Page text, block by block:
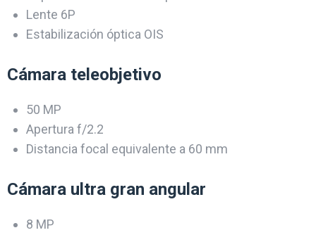
Lente 6P
Estabilización óptica OIS
Cámara teleobjetivo
50 MP
Apertura f/2.2
Distancia focal equivalente a 60 mm
Cámara ultra gran angular
8 MP